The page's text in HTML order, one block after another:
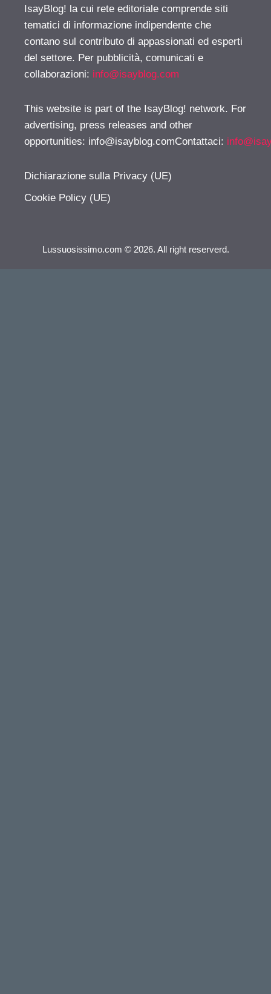
IsayBlog! la cui rete editoriale comprende siti
tematici di informazione indipendente che
contano sul contributo di appassionati ed esperti
del settore. Per pubblicità, comunicati e
collaborazioni: info@isayblog.com
This website is part of the IsayBlog! network. For
advertising, press releases and other
opportunities: info@isayblog.comContattaci:
Dichiarazione sulla Privacy (UE)
Cookie Policy (UE)
Lussuosissimo.com © 2026. All right reserverd.